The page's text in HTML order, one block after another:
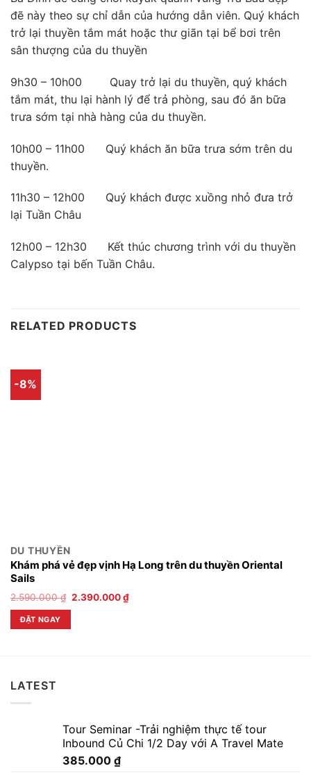
đẽ này theo sự chỉ dẫn của hướng dẫn viên. Quý khách
trở lại thuyền tắm mát hoặc thư giãn tại bể bơi trên
sân thượng của du thuyền
9h30 – 10h00 Quay trở lại du thuyền, quý khách
tắm mát, thu lại hành lý để trả phòng, sau đó ăn bữa
trưa sớm tại nhà hàng của du thuyền.
10h00 – 11h00 Quý khách ăn bữa trưa sớm trên du
thuyền.
11h30 – 12h00 Quý khách được xuồng nhỏ đưa trở
lại Tuần Châu
12h00 – 12h30 Kết thúc chương trình với du thuyền
Calypso tại bến Tuần Châu.
RELATED PRODUCTS
-8%
DU THUYỀN
Khám phá vẻ đẹp vịnh Hạ Long trên du thuyền Oriental
Sails
2.590.000₫ 2.390.000₫
ĐẶT NGAY
LATEST
Tour Seminar -Trải nghiệm thực tế tour
Inbound Củ Chi 1/2 Day với A Travel Mate
385.000 ₫